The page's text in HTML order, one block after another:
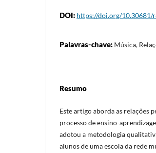
DOI: https://doi.org/10.30681/
Palavras-chave: Música,
Resumo
Este artigo aborda as relações
processo de ensino-
adotou a metodologia
alunos de uma escola da rede